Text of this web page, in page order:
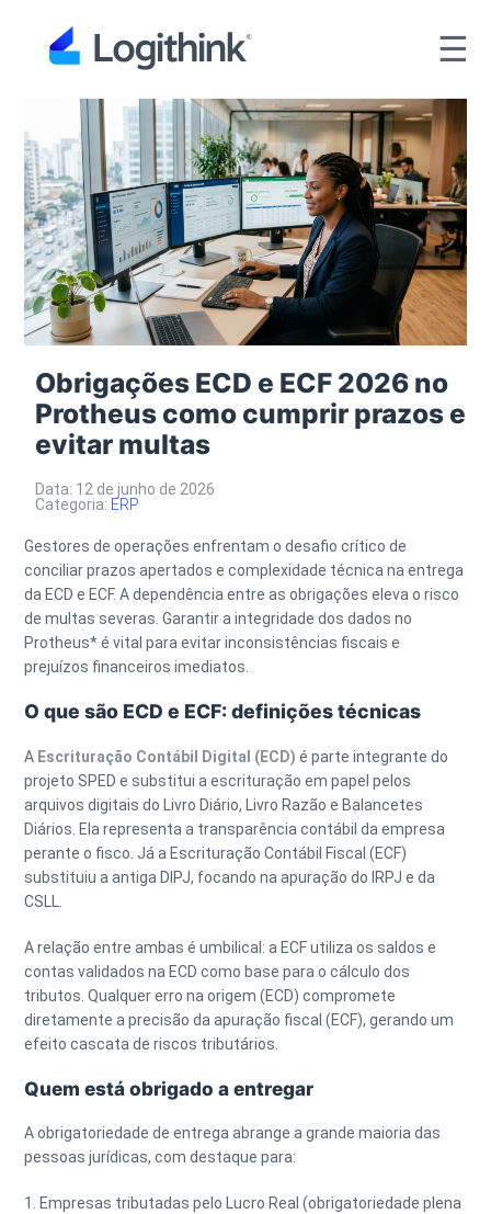
☰
Obrigações ECD e ECF 2026 no
Protheus como cumprir prazos e
evitar multas
Data: 12 de junho de 2026
Categoria: ERP
Gestores de operações enfrentam o desafio crítico de
conciliar prazos apertados e complexidade técnica na entrega
da ECD e ECF. A dependência entre as obrigações eleva o risco
de multas severas. Garantir a integridade dos dados no
Protheus* é vital para evitar inconsistências fiscais e
prejuízos financeiros imediatos.
O que são ECD e ECF: definições técnicas
A Escrituração Contábil Digital (ECD) é parte integrante do
projeto SPED e substitui a escrituração em papel pelos
arquivos digitais do Livro Diário, Livro Razão e Balancetes
Diários. Ela representa a transparência contábil da empresa
perante o fisco. Já a Escrituração Contábil Fiscal (ECF)
substituiu a antiga DIPJ, focando na apuração do IRPJ e da
CSLL.
A relação entre ambas é umbilical: a ECF utiliza os saldos e
contas validados na ECD como base para o cálculo dos
tributos. Qualquer erro na origem (ECD) compromete
diretamente a precisão da apuração fiscal (ECF), gerando um
efeito cascata de riscos tributários.
Quem está obrigado a entregar
A obrigatoriedade de entrega abrange a grande maioria das
pessoas jurídicas, com destaque para:
1. Empresas tributadas pelo Lucro Real (obrigatoriedade plena